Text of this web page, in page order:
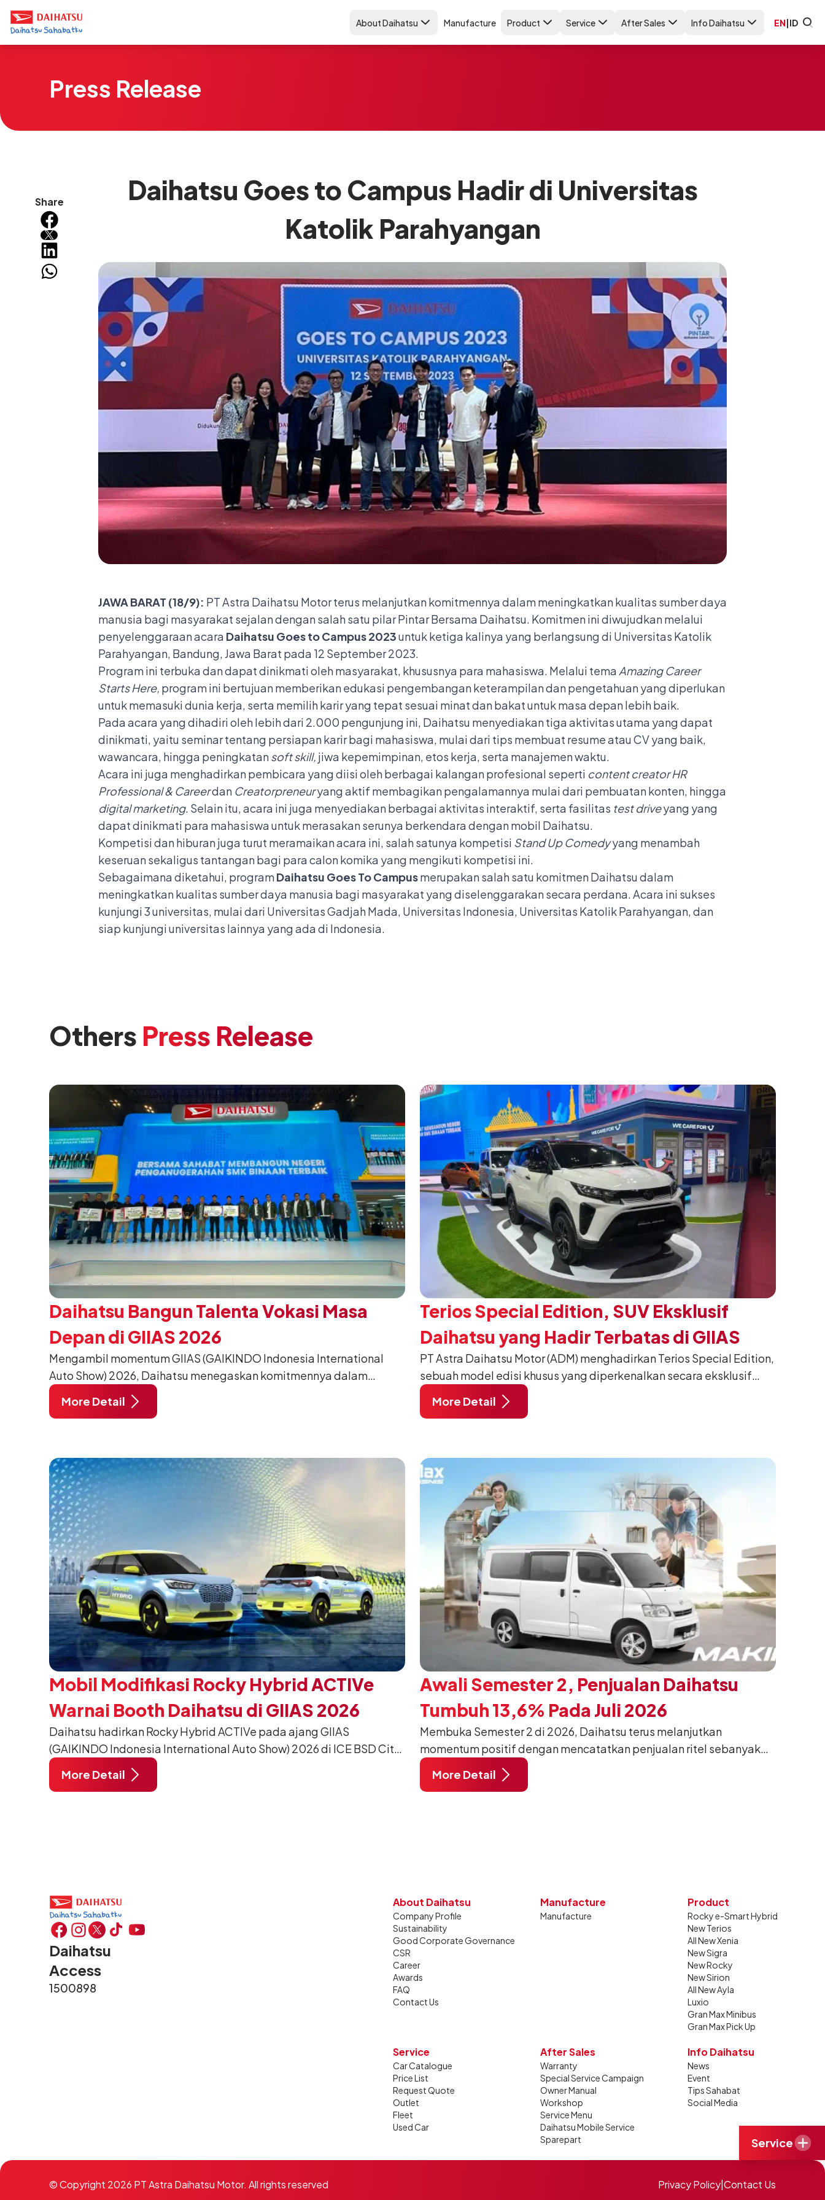
About Daihatsu Manufacture Product Service After Sales Info Daihatsu EN|ID
Press Release
Share
Daihatsu Goes to Campus Hadir di Universitas
Katolik Parahyangan
JAWA BARAT (18/9): PT Astra Daihatsu Motor terus melanjutkan komitmennya dalam meningkatkan kualitas sumber daya
manusia bagi masyarakat sejalan dengan salah satu pilar Pintar Bersama Daihatsu. Komitmen ini diwujudkan melalui
penyelenggaraan acara Daihatsu Goes to Campus 2023untuk ketiga kalinya yang berlangsung di Universitas Katolik
Parahyangan, Bandung, Jawa Barat pada 12 September 2023.
Program ini terbuka dan dapat dinikmati oleh masyarakat, khususnya para mahasiswa. Melalui tema Amazing Career
Starts Here, program ini bertujuan memberikan edukasi pengembangan keterampilan dan pengetahuan yang diperlukan
untuk memasuki dunia kerja, serta memilih karir yang tepat sesuai minat dan bakat untuk masa depan lebih baik.
Pada acara yang dihadiri oleh lebih dari 2.000 pengunjung ini, Daihatsu menyediakan tiga aktivitas utama yang dapat
dinikmati, yaitu seminar tentang persiapan karir bagi mahasiswa, mulai dari tips membuat resume atau CV yang baik,
wawancara, hingga peningkatansoft skill, jiwa kepemimpinan, etos kerja, serta manajemen waktu.
Acara ini juga menghadirkan pembicara yang diisi oleh berbagai kalangan profesional seperti content creator HR
Professional & Careerdan Creatorpreneuryang aktif membagikan pengalamannya mulai dari pembuatan konten, hingga
digital marketing. Selain itu, acara ini juga menyediakan berbagai aktivitas interaktif, serta fasilitas test driveyang yang
dapat dinikmati para mahasiswa untuk merasakan serunya berkendara dengan mobil Daihatsu.
Kompetisi dan hiburan juga turut meramaikan acara ini, salah satunya kompetisi Stand Up Comedyyang menambah
keseruan sekaligus tantangan bagi para calon komika yang mengikuti kompetisi ini.
Sebagaimana diketahui, programDaihatsu Goes To Campusmerupakan salah satu komitmen Daihatsu dalam
meningkatkan kualitas sumber daya manusia bagi masyarakat yang diselenggarakan secara perdana. Acara ini sukses
kunjungi 3 universitas, mulai dari Universitas Gadjah Mada, Universitas Indonesia, Universitas Katolik Parahyangan, dan
siap kunjungi universitas lainnya yang ada di Indonesia.
Others Press Release
Daihatsu Bangun Talenta Vokasi Masa
Depan di GIIAS 2026
Mengambil momentum GIIAS (GAIKINDO Indonesia International
Auto Show) 2026, Daihatsu menegaskan komitmennya dalam
meningkatkan kualitas SDM (Sumber Daya Manusia) melalui
pendidikan vokasi bertema “Bersama Sahabat Membangun
pada 5 Agustus 2026.
More Detail
Terios Special Edition, SUV Eksklusif
Daihatsu yang Hadir Terbatas di GIIAS
2026
PT Astra Daihatsu Motor (ADM) menghadirkan Terios Special Edition,
sebuah model edisi khusus yang diperkenalkan secara eksklusif
pada ajang Gaikindo Indonesia International Auto Show (GIIAS) 2026
di ICE BSD City, Tangerang. Dikembangkan dari varian Terios 1.5 X
mengubah karakter tangguh yang telah menjadi ciri khas Terios.
More Detail
Mobil Modifikasi Rocky Hybrid ACTIVe
Warnai Booth Daihatsu di GIIAS 2026
Daihatsu hadirkan Rocky Hybrid ACTIVe pada ajang GIIAS
(GAIKINDO Indonesia International Auto Show) 2026 di ICE BSD City,
Tangerang. Terdapat 2 unit Rocky Hybrid yang dimodifikasi untuk
menghadirkan sarana inspirasi bagi pengunjung mendukung gaya
More Detail
Awali Semester 2, Penjualan Daihatsu
Tumbuh 13,6% Pada Juli 2026
Membuka Semester 2 di 2026, Daihatsu terus melanjutkan
momentum positif dengan mencatatkan penjualan ritel sebanyak
12.750 unit pada Juli 2026. Capaian tersebut tumbuh 13,6%
dibandingkan periode yang sama tahun lalu sebanyak 11.220 unit,
More Detail
Daihatsu
Access
1500898
About Daihatsu
Company Profile
Sustainability
Good Corporate Governance
CSR
Career
Awards
FAQ
Contact Us
Manufacture
Manufacture
Product
Rocky e-Smart Hybrid
New Terios
All New Xenia
New Sigra
New Rocky
New Sirion
All New Ayla
Luxio
Gran Max Minibus
Gran Max Pick Up
Service
Car Catalogue
Price List
Request Quote
Outlet
Fleet
Used Car
After Sales
Warranty
Special Service Campaign
Owner Manual
Workshop
Service Menu
Daihatsu Mobile Service
Sparepart
Info Daihatsu
News
Event
Tips Sahabat
Social Media
© Copyright 2026 PT Astra Daihatsu Motor. All rights reserved Privacy Policy|Contact Us
Service